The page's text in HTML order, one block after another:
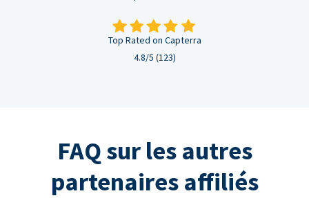
Top Rated on Capterra
4.8/5 (123)
FAQ sur les autres
partenaires affiliés